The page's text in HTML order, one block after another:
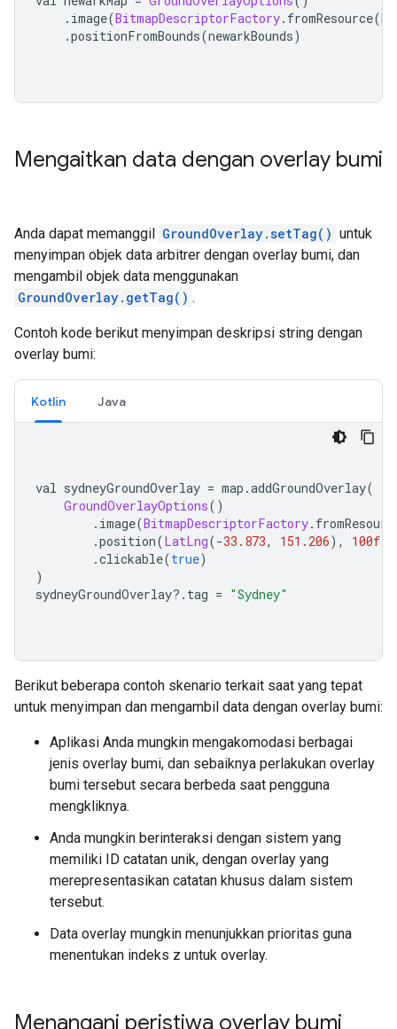
. image(BitmapDescriptorFactory. fromResource(R
.positionFromBounds(newarkBounds)
Mengaitkan data dengan overlay bumi
Anda dapat memanggil GroundOverlay.setTag() untuk
menyimpan objek data arbitrer dengan overlay bumi, dan
mengambil objek data menggunakan
GroundOverlay.getTag() .
Contoh kode berikut menyimpan deskripsi string dengan
overlay bumi:
Kotlin Java
val sydneyGroundOverlay = map .addGroundOverlay(
GroundOverlayOptions()
. image(BitmapDescriptorFactory.
.position(LatLng(-33.873, 151.206), 100f
.clickable(true)
)
sydneyGroundOverlay?. tag = "Sydney"
Berikut beberapa contoh skenario terkait saat yang tepat
untuk menyimpan dan mengambil data dengan overlay bumi:
Aplikasi Anda mungkin mengakomodasi berbagai
jenis overlay bumi, dan sebaiknya perlakukan overlay
bumi tersebut secara berbeda saat pengguna
mengkliknya.
Anda mungkin berinteraksi dengan sistem yang
memiliki ID catatan unik, dengan overlay yang
merepresentasikan catatan khusus dalam sistem
tersebut.
Data overlay mungkin menunjukkan prioritas guna
menentukan indeks z untuk overlay.
Menangani peristiwa overlay bumi